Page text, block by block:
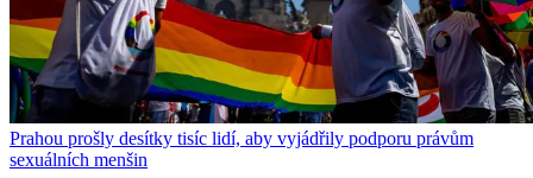
Prahou prošly desítky tisíc lidí, aby vyjádřily podporu právům
sexuálních menšin